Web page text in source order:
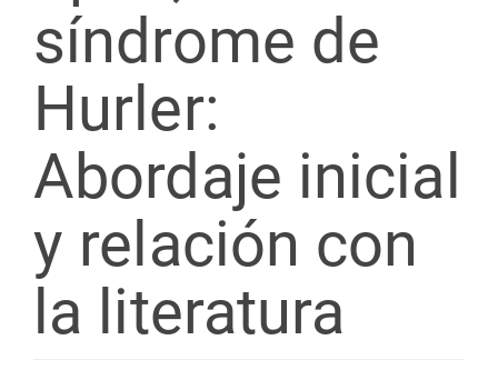
síndrome de
Hurler:
Abordaje inicial
y relación con
la literatura